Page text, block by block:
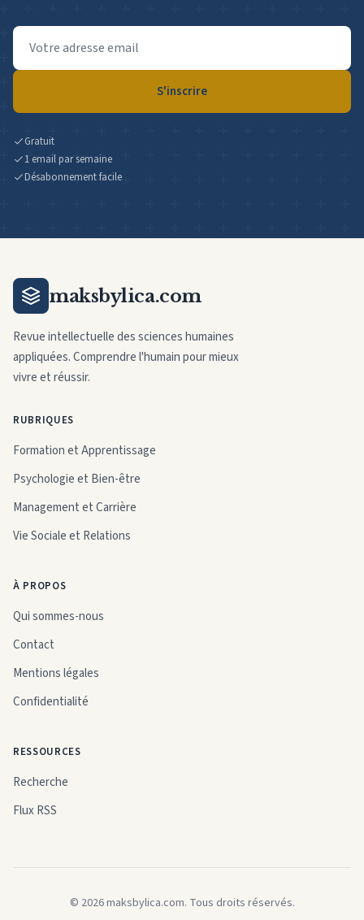
Adresse
email
S'inscrire
Gratuit
1 email par semaine
Désabonnement facile
maksbylica.com
Revue intellectuelle des sciences humaines
appliquées. Comprendre l'humain pour mieux
vivre et réussir.
RUBRIQUES
Formation et Apprentissage
Psychologie et Bien-être
Management et Carrière
Vie Sociale et Relations
À PROPOS
Qui sommes-nous
Contact
Mentions légales
Confidentialité
RESSOURCES
Recherche
Flux RSS
© 2026 maksbylica.com. Tous droits réservés.